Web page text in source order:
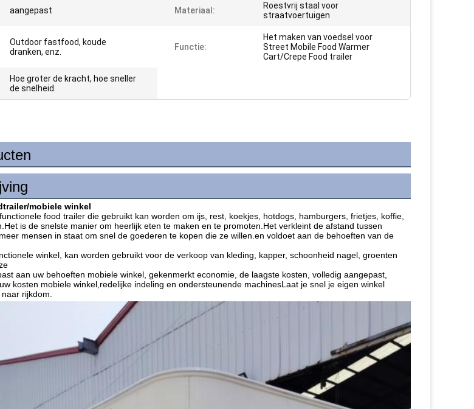
aangepast Materiaal:
Roestvrij staal voor
straatvoertuigen
Outdoor fastfood, koude
dranken, enz.
Functie:
Het maken van voedsel voor
Street Mobile Food Warmer
Cart/Crepe Food trailer
Hoe groter de kracht, hoe sneller
de snelheid.
mobiele winkel
food trailer die gebruikt kan worden om ijs, rest, koekjes, hotdogs, hamburgers, frietjes, koffie,
is de snelste manier om heerlijk eten te maken en te promoten.Het verkleint de afstand tussen
mensen in staat om snel de goederen te kopen die ze willen.en voldoet aan de behoeften van de
winkel, kan worden gebruikt voor de verkoop van kleding, kapper, schoonheid nagel, groenten
aan uw behoeften mobiele winkel, gekenmerkt economie, de laagste kosten, volledig aangepast,
kosten mobiele winkel,redelijke indeling en ondersteunende machinesLaat je snel je eigen winkel
rijkdom.